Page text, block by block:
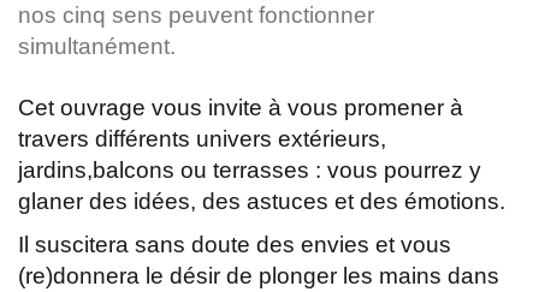
nos cinq sens peuvent fonctionner
simultanément.
Cet ouvrage vous invite à vous promener à
travers différents univers extérieurs,
jardins,balcons ou terrasses : vous pourrez y
glaner des idées, des astuces et des émotions.
Il suscitera sans doute des envies et vous
(re)donnera le désir de plonger les mains dans